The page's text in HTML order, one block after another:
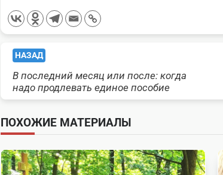
<span
class="nav-
screen-
reader-
НАЗАД
В последний месяц или после: когда
надо продлевать единое пособие
ПОХОЖИЕ МАТЕРИАЛЫ